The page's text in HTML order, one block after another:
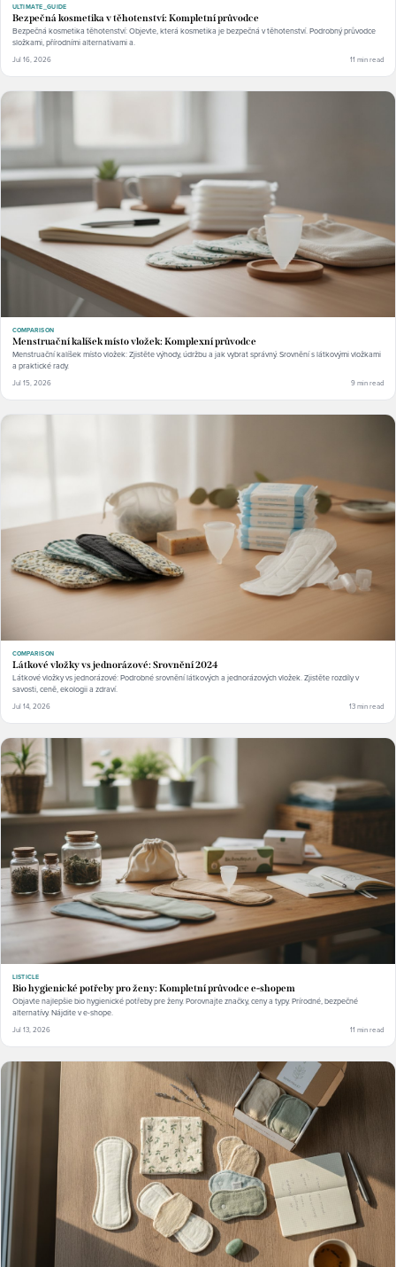
ULTIMATE_GUIDE
Bezpečná kosmetika v těhotenství: Kompletní průvodce
Bezpečná kosmetika těhotenství: Objevte, která kosmetika je bezpečná v těhotenství. Podrobný průvodce
složkami, přírodními alternativami a.
Jul 16, 2026 11 min read
COMPARISON
Menstruační kalíšek místo vložek: Komplexní průvodce
Menstruační kalíšek místo vložek: Zjistěte výhody, údržbu a jak vybrat správný. Srovnění s látkovými vložkami
a praktické rady.
Jul 15, 2026 9 min read
COMPARISON
Látkové vložky vs jednorázové: Srovnění 2024
Látkové vložky vs jednorázové: Podrobné srovnění látkových a jednorázových vložek. Zjistěte rozdíly v
savosti, ceně, ekologii a zdraví.
Jul 14, 2026 13 min read
LISTICLE
Bio hygienické potřeby pro ženy: Kompletní průvodce e-shopem
Objavte najlepšie bio hygienické potřeby pre ženy. Porovnajte značky, ceny a typy. Prírodné, bezpečné
alternatívy. Nájdite v e-shope.
Jul 13, 2026 11 min read